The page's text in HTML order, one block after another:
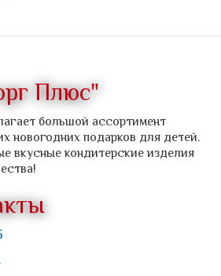
Плюс"
большой ассортимент
новогодних подарков для детей.
вкусные кондитерские изделия